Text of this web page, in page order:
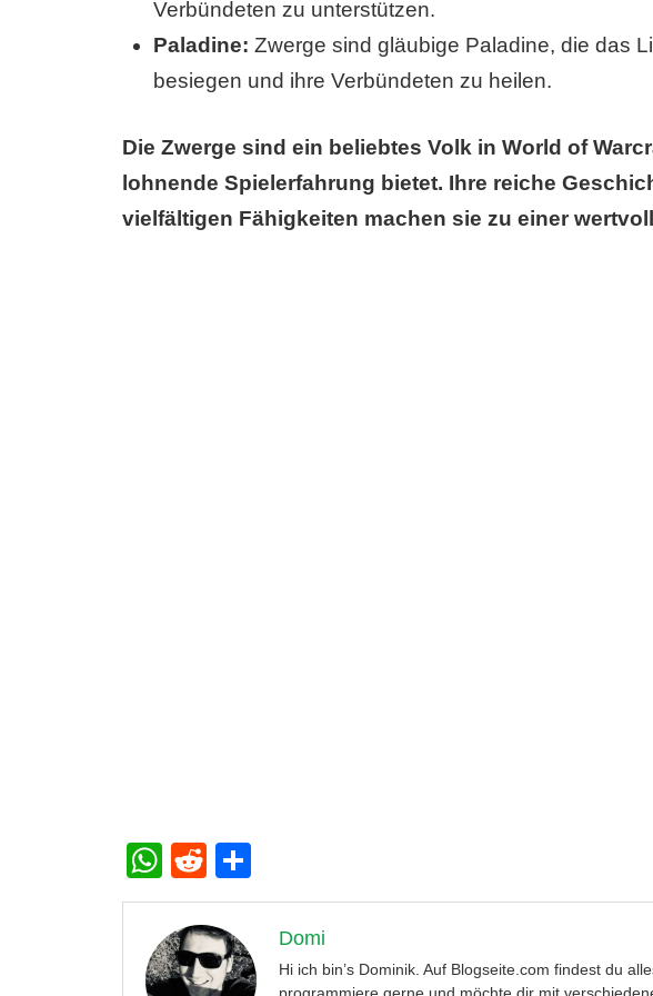
Verbündeten zu unterstützen.
Paladine: Zwerge sind gläubige Paladine, die das
besiegen und ihre Verbündeten zu heilen.
Die Zwerge sind ein beliebtes Volk in World of
lohnende Spielerfahrung bietet. Ihre reiche
vielfältigen Fähigkeiten machen sie zu einer
WhatsApp
Reddit
Domi
Hi ich bin’s Dominik. Auf Blogseite.com findest du